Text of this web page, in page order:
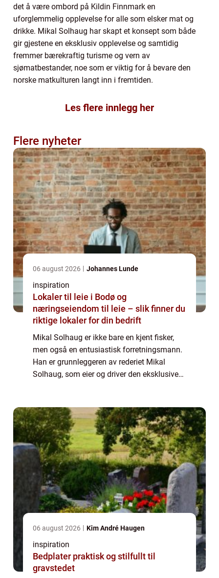
det å være ombord på Kildin Finnmark en
uforglemmelig opplevelse for alle som elsker mat og
drikke. Mikal Solhaug har skapt et konsept som både
gir gjestene en eksklusiv opplevelse og samtidig
fremmer bærekraftig turisme og vern av
sjømatbestander, noe som er viktig for å bevare den
norske matkulturen langt inn i fremtiden.
Les flere innlegg her
Flere nyheter
06 august 2026 Johannes Lunde
inspiration
Lokaler til leie i Bodø og
næringseiendom til leie – slik finner du
riktige lokaler for din bedrift
Mikal Solhaug er ikke bare en kjent fisker,
men også en entusiastisk forretningsmann.
Han er grunnleggeren av rederiet Mikal
Solhaug, som eier og driver den eksklusive
06 august 2026 Kim André Haugen
inspiration
Bedplater praktisk og stilfullt til
gravstedet